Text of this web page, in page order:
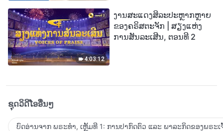
4:03:12
ງານສະແດງສິລະປະຫຼາກຫຼາຍ
ຂອງຄຣິສຕະຈັກ | ສຽງແຫ່ງ
ການສັນລະເສີນ, ຕອນທີ 2
ຊຸດວິດີໂອອື່ນໆ
ບົດອ່ານຈາກ ພຣະທຳ, ເຫຼັ້ມທີ 1: ການປາກົດຕົວ ແລະ ພາລະກິດຂອງພຣະເ